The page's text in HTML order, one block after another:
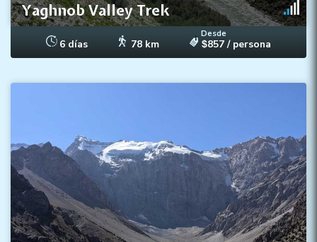
Yaghnob Valley Trek
6 días 78 km
Desde
$857 / persona
Alcanzar altitudes de hasta 3800 m